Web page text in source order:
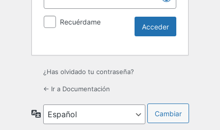
Recuérdame
¿Has olvidado tu contraseña?
← Ir a Documentación
Idioma